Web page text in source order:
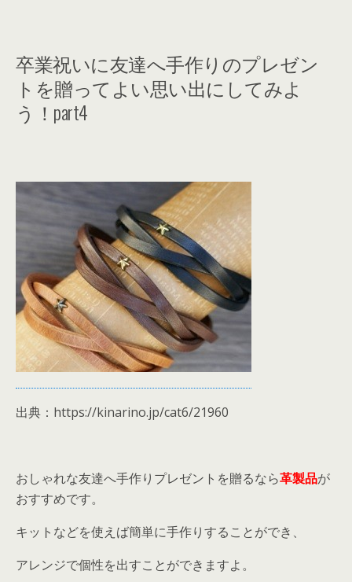
卒業祝いに友達へ手作りのプレゼン
トを贈ってよい思い出にしてみよ
う！part4
出典：https://kinarino.jp/cat6/21960
おしゃれな友達へ手作りプレゼントを贈るなら革製品が
おすすめです。
キットなどを使えば簡単に手作りすることができ、
アレンジで個性を出すことができますよ。